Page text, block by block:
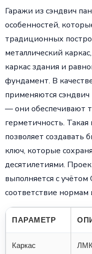
Гаражи из сэндвич
особенностей,
традиционных
металлический
каркас здания и
фундамент. В
применяются сэндвич
— они обеспечивают
герметичность.
позволяет
ключ, которые
десятилетиями.
выполняется с
соответствие нормам
ПАРАМЕТР
Каркас
ЛМК